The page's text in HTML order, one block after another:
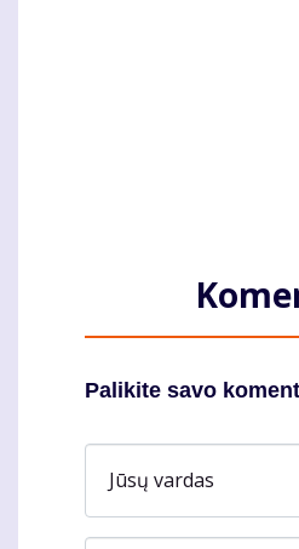
Palikite savo
Jūsų vardas